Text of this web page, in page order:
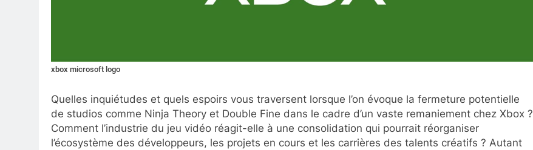
xbox microsoft logo
Quelles inquiétudes et quels espoirs vous traversent lorsque l’on évoque la fermeture potentielle
de studios comme Ninja Theory et Double Fine dans le cadre d’un vaste remaniement chez Xbox ?
Comment l’industrie du jeu vidéo réagit-elle à une consolidation qui pourrait réorganiser
l’écosystème des développeurs, les projets en cours et les carrières des talents créatifs ? Autant